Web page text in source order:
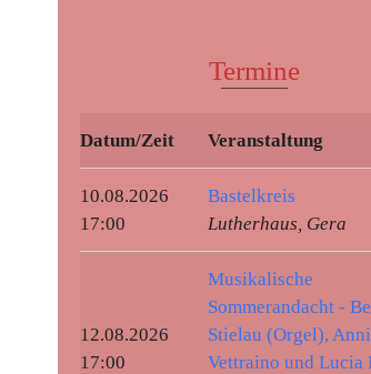
Termine
Datum/Zeit Veranstaltung
10.08.2026
17:00
Bastelkreis
Lutherhaus, Gera
12.08.2026
17:00
Musikalische
Sommerandacht -
Stielau (Orgel),
Vettraino und Lucia